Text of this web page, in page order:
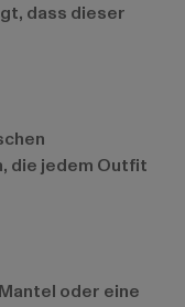
dass dieser
die jedem Outfit
oder eine